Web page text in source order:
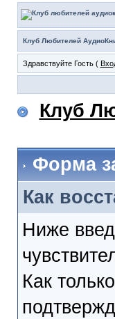
Клуб Любителей
Здравствуйте Гость (
Клуб
Форма
Как
Ниже
Как